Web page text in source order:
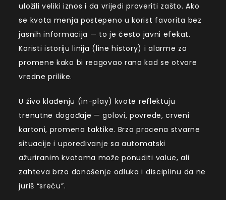
uložili veliki iznos i da vrijedi proveriti zašto. Ako
se kvota menja postepeno u korist favorita bez
jasnih informacija — to je često javni efekat.
Koristi istoriju linija (line history) i alarme za
promene kako bi reagovao rano kad se otvore
vredne prilike.
U živo klađenju (in-play) kvote reflektuju
trenutne događaje — golovi, povrede, crveni
kartoni, promena taktike. Brza procena stvarne
situacije i upoređivanje sa automatski
ažuriranim kvotama može ponuditi value, ali
zahteva brzo donošenje odluka i disciplinu da ne
juriš “sreću”.